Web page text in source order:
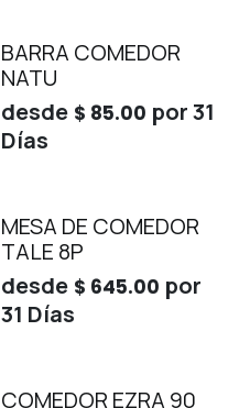
BARRA COMEDOR
NATU
desde $ 85.00 por31
Días
MESA DE COMEDOR
TALE 8P
desde $ 645.00 por
31 Días
COMEDOR EZRA 90